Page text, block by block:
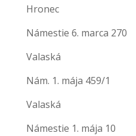
Hronec
Námestie 6. marca 270
Valaská
Nám. 1. mája 459/1
Valaská
Námestie 1. mája 10